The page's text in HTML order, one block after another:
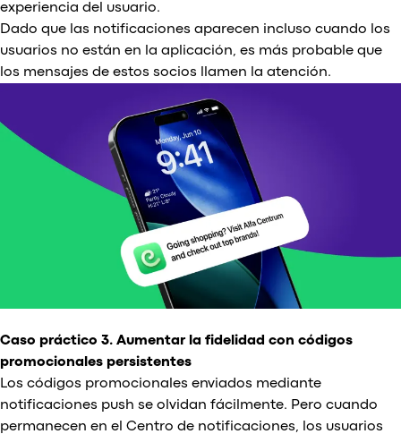
experiencia del usuario.
Dado que las notificaciones aparecen incluso cuando los
usuarios no están en la aplicación, es más probable que
los mensajes de estos socios llamen la atención.
Caso práctico 3. Aumentar la fidelidad con códigos
promocionales persistentes
Los códigos promocionales enviados mediante
notificaciones push se olvidan fácilmente. Pero cuando
permanecen en el Centro de notificaciones, los usuarios